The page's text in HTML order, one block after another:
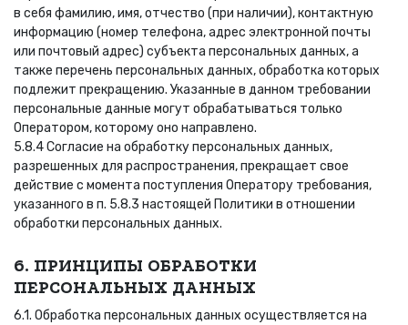
в себя фамилию, имя, отчество (при наличии), контактную
информацию (номер телефона, адрес электронной почты
или почтовый адрес) субъекта персональных данных, а
также перечень персональных данных, обработка которых
подлежит прекращению. Указанные в данном требовании
персональные данные могут обрабатываться только
Оператором, которому оно направлено.
5.8.4 Согласие на обработку персональных данных,
разрешенных для распространения, прекращает свое
действие с момента поступления Оператору требования,
указанного в п. 5.8.3 настоящей Политики в отношении
обработки персональных данных.
6. ПРИНЦИПЫ ОБРАБОТКИ
ПЕРСОНАЛЬНЫХ ДАННЫХ
6.1. Обработка персональных данных осуществляется на